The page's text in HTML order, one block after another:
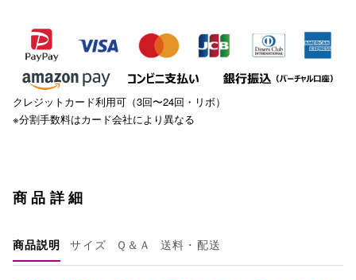
クレジットカード利用可（3回〜24回・リボ）
※分割手数料はカード会社により異なる
商品詳細
商品説明 サイズ Ｑ＆Ａ 送料・配送